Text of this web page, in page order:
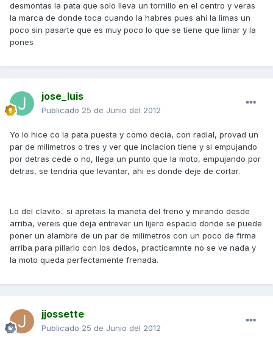
desmontas la pata que solo lleva un tornillo en el centro y veras
la marca de donde toca cuando la habres pues ahi la limas un
poco sin pasarte que es muy poco lo que se tiene que limar y la
pones
jose_luis
Publicado 25 de Junio del 2012
Yo lo hice co la pata puesta y como decia, con radial, provad un
par de milimetros o tres y ver que inclacion tiene y si empujando
por detras cede o no, llega un punto que la moto, empujando por
detras, se tendria que levantar, ahi es donde deje de cortar.
Lo del clavito.. si apretais la maneta del freno y mirando desde
arriba, vereis que deja entrever un lijero espacio donde se puede
poner un alambre de un par de milimetros con un poco de firma
arriba para pillarlo con los dedos, practicamnte no se ve nada y
la moto queda perfectamente frenada.
jjossette
Publicado 25 de Junio del 2012